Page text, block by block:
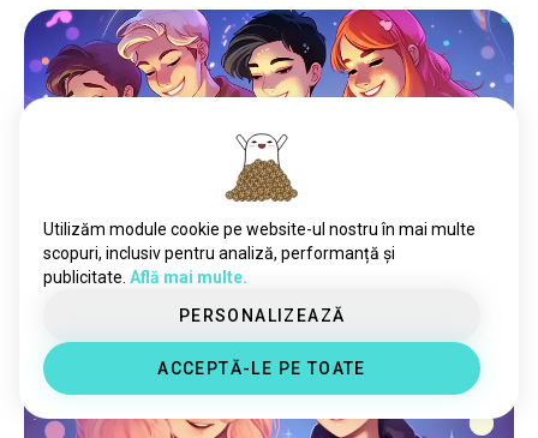
Alinierea Stelelor: Ghidul Ultim pentru
Găsirea Prietenilor de Astrologie Online
Utilizăm module cookie pe website-ul nostru în mai multe
scopuri, inclusiv pentru analiză, performanță și
publicitate. Află mai multe.
PERSONALIZEAZĂ
ACCEPTĂ-LE PE TOATE